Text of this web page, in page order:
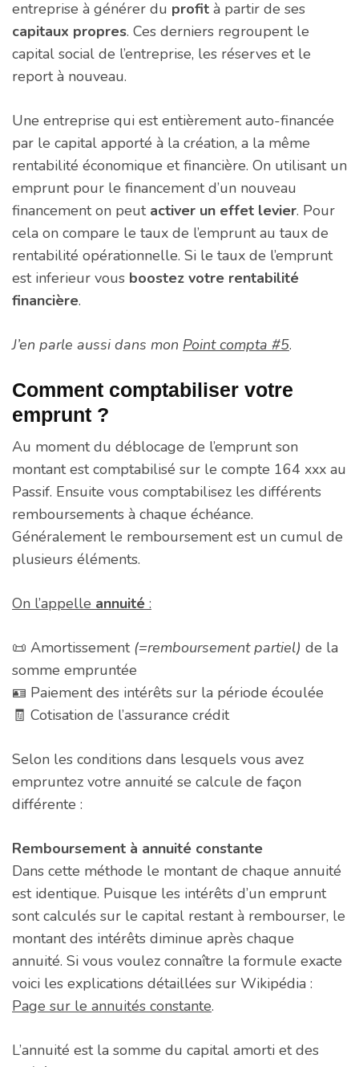
entreprise à générer du profit à partir de ses
capitaux propres. Ces derniers regroupent le
capital social de l’entreprise, les réserves et le
report à nouveau.
Une entreprise qui est entièrement auto-financée
par le capital apporté à la création, a la même
rentabilité économique et financière. On utilisant un
emprunt pour le financement d’un nouveau
financement on peutactiver un effet levier. Pour
cela on compare le taux de l’emprunt au taux de
rentabilité opérationnelle. Si le taux de l’emprunt
est inferieur vous boostez votre rentabilité
financière.
J’en parle aussi dans mon Point compta #5.
Comment comptabiliser votre
emprunt ?
Au moment du déblocage de l’emprunt son
montant est comptabilisé sur le compte 164 xxx au
Passif. Ensuite vous comptabilisez les différents
remboursements à chaque échéance.
Généralement le remboursement est un cumul de
plusieurs éléments.
On l’appelle annuité :
📜 Amortissement (=remboursement partiel) de la
somme empruntée
🪪 Paiement des intérêts sur la période écoulée
🧾 Cotisation de l’assurance crédit
Selon les conditions dans lesquels vous avez
empruntez votre annuité se calcule de façon
différente :
Remboursement à annuité constante
Dans cette méthode le montant de chaque annuité
est identique. Puisque les intérêts d’un emprunt
sont calculés sur le capital restant à rembourser, le
montant des intérêts diminue après chaque
annuité. Si vous voulez connaître la formule exacte
voici les explications détaillées sur Wikipédia :
Page sur le annuités constante.
L’annuité est la somme du capital amorti et des